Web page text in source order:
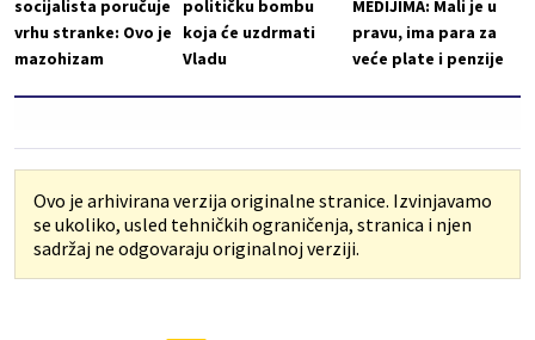
socijalista poručuje
vrhu stranke: Ovo je
mazohizam
političku bombu
koja će uzdrmati
Vladu
MEDIJIMA: Mali je u
pravu, ima para za
veće plate i penzije
Ovo je arhivirana verzija originalne stranice. Izvinjavamo
se ukoliko, usled tehničkih ograničenja, stranica i njen
sadržaj ne odgovaraju originalnoj verziji.